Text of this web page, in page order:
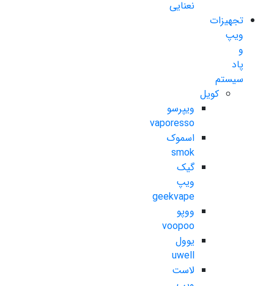
نعنایی
تجهیزات
ویپ
و
پاد
سیستم
کویل
ویپرسو
vaporesso
اسموک
smok
گیک
ویپ
geekvape
ووپو
voopoo
یوول
uwell
لاست